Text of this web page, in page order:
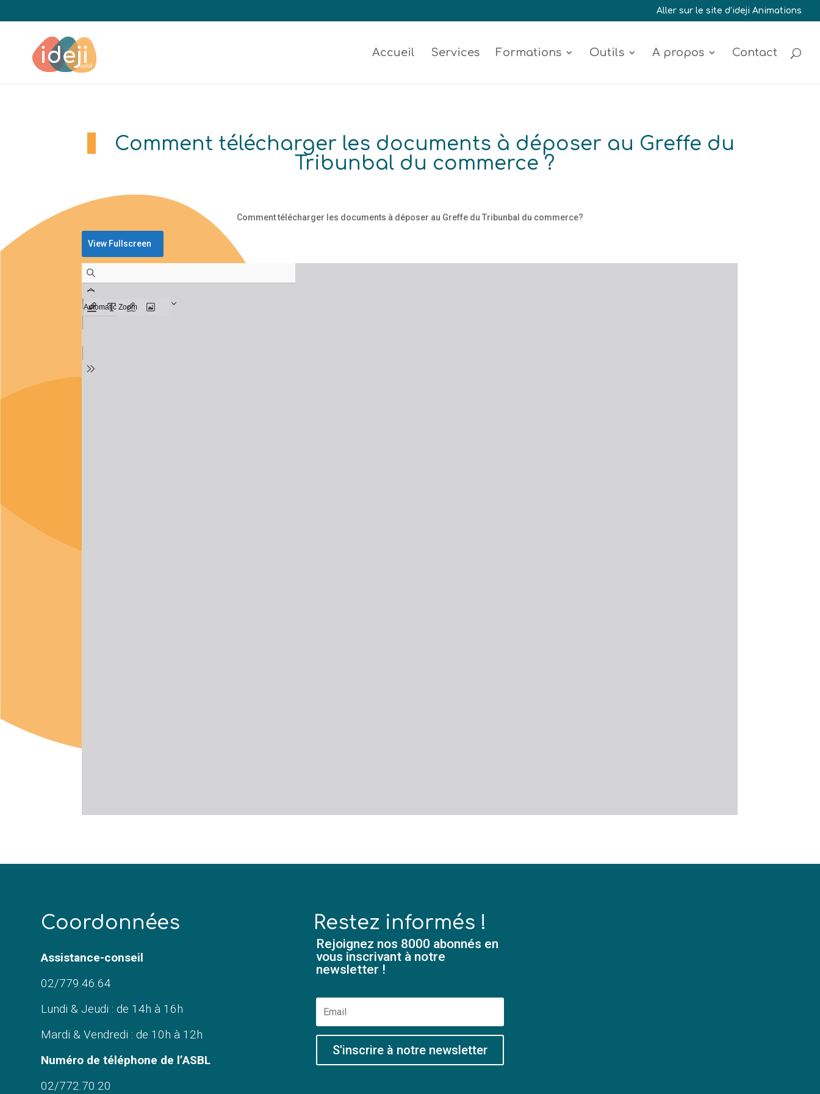
Aller sur le site d’ideji Animations
Accueil Services Formations Outils A propos Contact
Comment télécharger les documents à déposer au Greffe du
Tribunbal du commerce ?
Comment télécharger les documents à déposer au Greffe du Tribunbal du commerce?
View Fullscreen
Coordonnées
Assistance-conseil
02/779.46.64
Lundi & Jeudi : de 14h à 16h
Mardi & Vendredi : de 10h à 12h
Numéro de téléphone de l’ASBL
02/772.70.20
Restez informés !
Rejoignez nos 8000 abonnés en
vous inscrivant à notre
newsletter !
S'inscrire à notre newsletter